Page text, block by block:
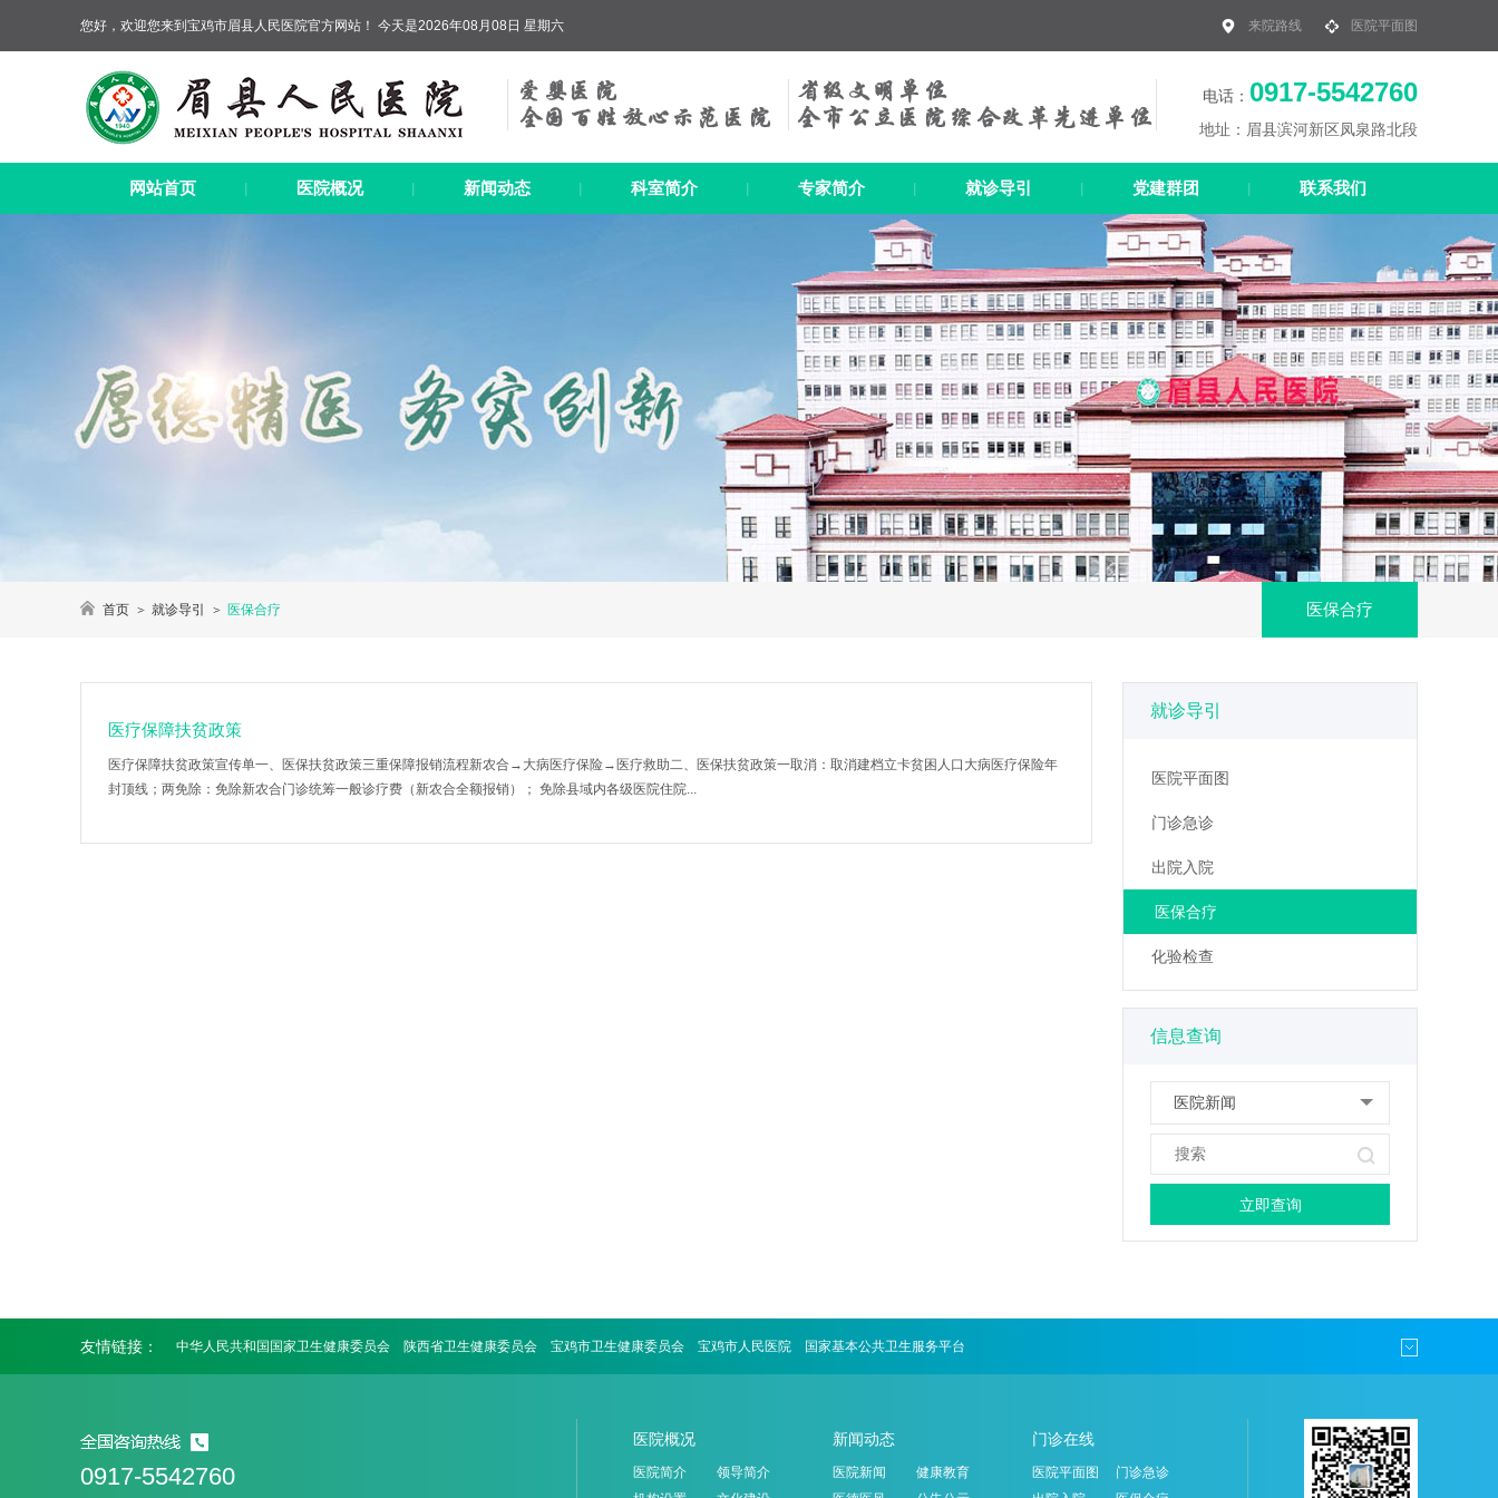
您好，欢迎您来到宝鸡市眉县人民医院官方网站！ 今天是2026年08月08日 星期六 来院路线 医院平面图
电话： 0917-5542760
地址：眉县滨河新区凤泉路北段
网站首页 医院概况 新闻动态 科室简介 专家简介 就诊导引 党建群团 联系我们
首页 就诊导引 医保合疗 医保合疗
医疗保障扶贫政策
医疗保障扶贫政策宣传单一、医保扶贫政策三重保障报销流程新农合→大病医疗保险→医疗救助二、医保扶贫政策一取消：取消建档立卡贫困人口大病医疗保险年
封顶线；两免除：免除新农合门诊统筹一般诊疗费（新农合全额报销）； 免除县域内各级医院住院...
就诊导引
医院平面图
门诊急诊
出院入院
医保合疗
化验检查
信息查询
医院新闻
友情链接： 中华人民共和国国家卫生健康委员会 陕西省卫生健康委员会 宝鸡市卫生健康委员会 宝鸡市人民医院 国家基本公共卫生服务平台
0917-5542760
医院概况
医院简介
领导简介
新闻动态
医院新闻
健康教育
门诊在线
医院平面图
门诊急诊